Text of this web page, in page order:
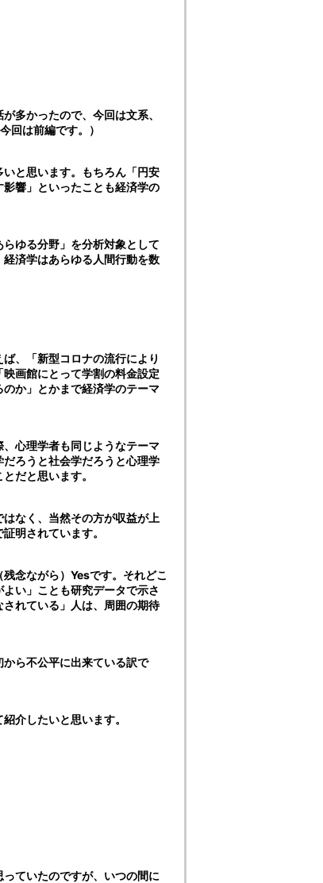
多かったので、今回は文系、
回は前編です。）
と思います。もちろん「円安
響」といったことも経済学の
ゆる分野」を分析対象として
済学はあらゆる人間行動を数
、「新型コロナの流行により
画館にとって学割の料金設定
か」とかまで経済学のテーマ
心理学者も同じようなテーマ
ろうと社会学だろうと心理学
だと思います。
なく、当然その方が収益が上
明されています。
念ながら）Yesです。それどこ
い」ことも研究データで示さ
れている」人は、周囲の期待
ら不公平に出来ている訳で
介したいと思います。
ていたのですが、いつの間に